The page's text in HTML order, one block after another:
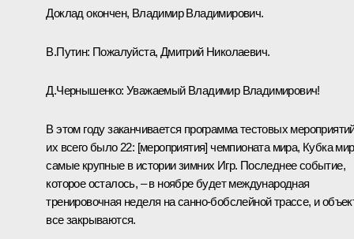
Доклад окончен, Владимир Владимирович.
В.Путин: Пожалуйста, Дмитрий Николаевич.
Д.Чернышенко: Уважаемый Владимир Владимирович!
В этом году заканчивается программа тестовых
их всего было 22: [мероприятия] чемпионата мира, Кубка
самые крупные в истории зимних Игр. Последнее событие,
которое осталось, – в ноябре будет международная
тренировочная неделя на санно-бобслейной трассе, и
все закрываются.